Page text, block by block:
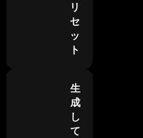
リ
セ
ッ
ト
生
成
し
て